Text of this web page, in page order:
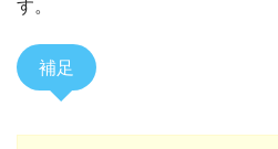
す。
補足